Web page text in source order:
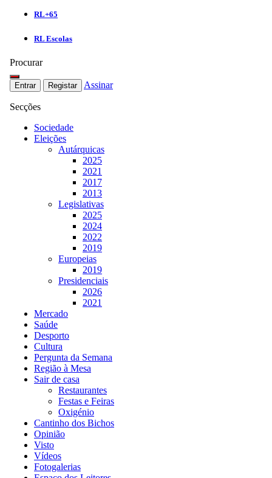
RL+65
RL Escolas
Procurar
Entrar Registar Assinar
Secções
Sociedade
Eleições
Autárquicas
2025
2021
2017
2013
Legislativas
2025
2024
2022
2019
Europeias
2019
Presidenciais
2026
2021
Mercado
Saúde
Desporto
Cultura
Pergunta da Semana
Região à Mesa
Sair de casa
Restaurantes
Festas e Feiras
Oxigénio
Cantinho dos Bichos
Opinião
Visto
Vídeos
Fotogalerias